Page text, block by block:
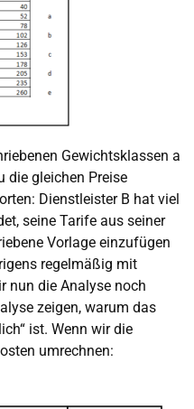
Gewichtsklassen a
die gleichen Preise
Dienstleister B hat viel
seine Tarife aus seiner
Vorlage einzufügen
regelmäßig mit
nun die Analyse noch
zeigen, warum das
ist. Wenn wir die
umrechnen: